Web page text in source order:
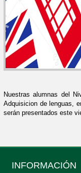
Nuestras alumnas del
Adquisicion de lenguas,
serán presentados este
INFORMACIÓN